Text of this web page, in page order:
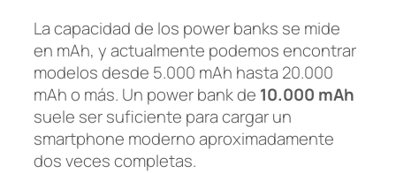
La capacidad de los power banks se mide
en mAh, y actualmente podemos encontrar
modelos desde 5.000 mAh hasta 20.000
mAh o más. Un power bank de 10.000 mAh
suele ser suficiente para cargar un
smartphone moderno aproximadamente
dos veces completas.